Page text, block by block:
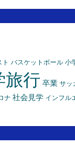
ト バスケットボール 小
旅行 卒業 サッ
ナ 社会見学 インフル